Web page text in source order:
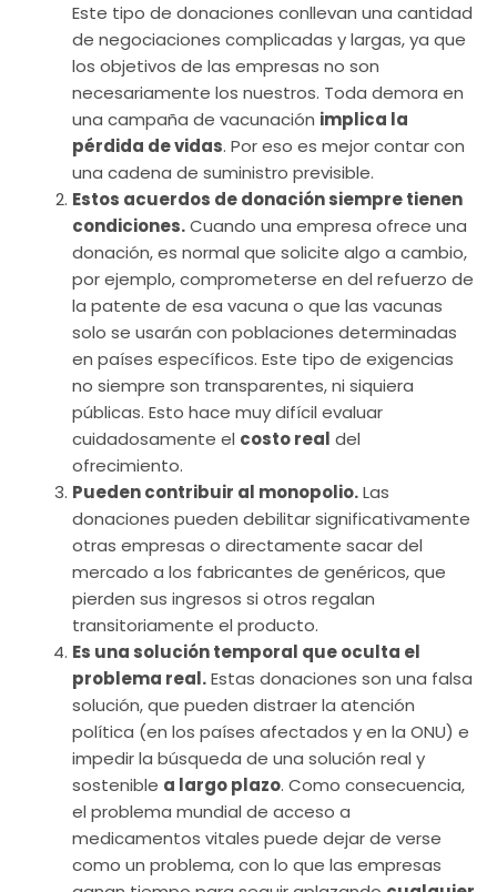
Este tipo de donaciones conllevan una cantidad
de negociaciones complicadas y largas, ya que
los objetivos de las empresas no son
necesariamente los nuestros. Toda demora en
una campaña de vacunación implica la
pérdida de vidas. Por eso es mejor contar con
una cadena de suministro previsible.
Estos acuerdos de donación siempre tienen
condiciones.Cuando una empresa ofrece una
donación, es normal que solicite algo a cambio,
por ejemplo, comprometerse en del refuerzo de
la patente de esa vacuna o que las vacunas
solo se usarán con poblaciones determinadas
en países específicos. Este tipo de exigencias
no siempre son transparentes, ni siquiera
públicas. Esto hace muy difícil evaluar
cuidadosamente el costo real del
ofrecimiento.
Pueden contribuir al monopolio.Las
donaciones pueden debilitar significativamente
otras empresas o directamente sacar del
mercado a los fabricantes de genéricos, que
pierden sus ingresos si otros regalan
transitoriamente el producto.
Es una solución temporal que oculta el
problema real.Estas donaciones son una falsa
solución, que pueden distraer la atención
política (en los países afectados y en la ONU) e
impedir la búsqueda de una solución real y
sostenible a largo plazo. Como consecuencia,
el problema mundial de acceso a
medicamentos vitales puede dejar de verse
como un problema, con lo que las empresas